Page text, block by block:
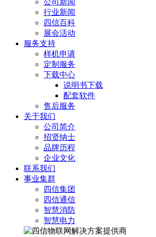
公司新闻
行业新闻
四信百科
展会活动
服务支持
样机申请
定制服务
下载中心
说明书下载
配套软件
售后服务
关于我们
公司简介
招贤纳士
品牌历程
企业文化
联系我们
事业集群
四信集团
四信通信
智慧消防
智慧电力